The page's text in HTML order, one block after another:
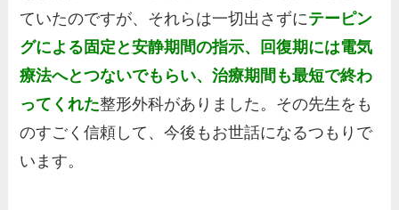
ていたのですが、それらは一切出さずにテーピン
グによる固定と安静期間の指示、回復期には電気
療法へとつないでもらい、治療期間も最短で終わ
ってくれた整形外科がありました。その先生をも
のすごく信頼して、今後もお世話になるつもりで
います。